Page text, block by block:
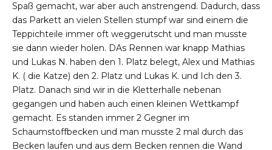
Spaß gemacht, war aber auch anstrengend. Dadurch, dass
das Parkett an vielen Stellen stumpf war sind einem die
Teppichteile immer oft weggerutscht und man musste
sie dann wieder holen. DAs Rennen war knapp Mathias
und Lukas N. haben den 1. Platz belegt, Alex und Mathias
K. ( die Katze) den 2. Platz und Lukas K. und Ich den 3.
Platz. Danach sind wir in die Kletterhalle nebenan
gegangen und haben auch einen kleinen Wettkampf
gemacht. Es standen immer 2 Gegner im
Schaumstoffbecken und man musste 2 mal durch das
Becken laufen und aus dem Becken rennen die Wand